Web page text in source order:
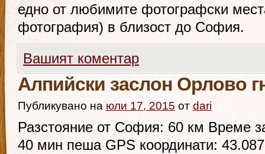
едно от любимите фотографски
фотография) в близост до София.
Вашият коментар
Алпийски заслон Орлово
Публикувано на юли 17, 2015 от dari
Разстояние от София: 60 км Време
40 мин пеша GPS координати: